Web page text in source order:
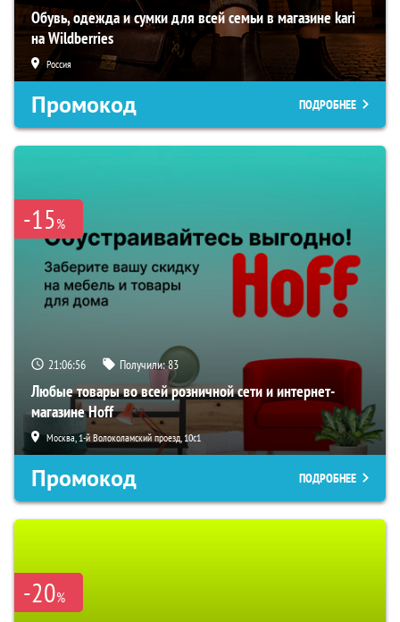
Обувь, одежда и сумки для всей семьи в магазине kari
на Wildberries
Россия
Промокод ПОДРОБНЕЕ
-15%
21:06:55 Получили:83
Любые товары во всей розничной сети и интернет-
магазине Hoff
Москва, 1-й Волоколамский проезд, 10с1
Промокод ПОДРОБНЕЕ
-20%